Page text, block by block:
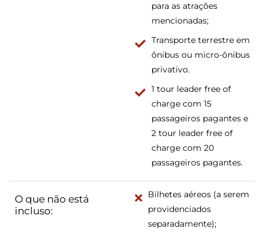
para as atrações
mencionadas;
Transporte terrestre em
ônibus ou micro-ônibus
privativo.
1 tour leader free of
charge com 15
passageiros pagantes e
2 tour leader free of
charge com 20
passageiros pagantes.
O que não está
incluso:
Bilhetes aéreos (a serem
providenciados
separadamente);